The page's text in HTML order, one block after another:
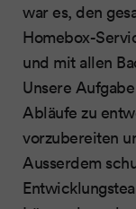
war es, den
Homebox-
und mit allen
Unsere
Abläufe zu
vorzubereiten
Ausserdem